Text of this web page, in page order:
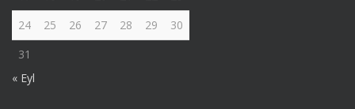
24
25 26 27 28 29
30
31
« Eyl